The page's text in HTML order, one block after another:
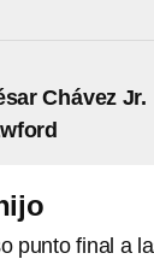
Chávez Jr.
punto final a